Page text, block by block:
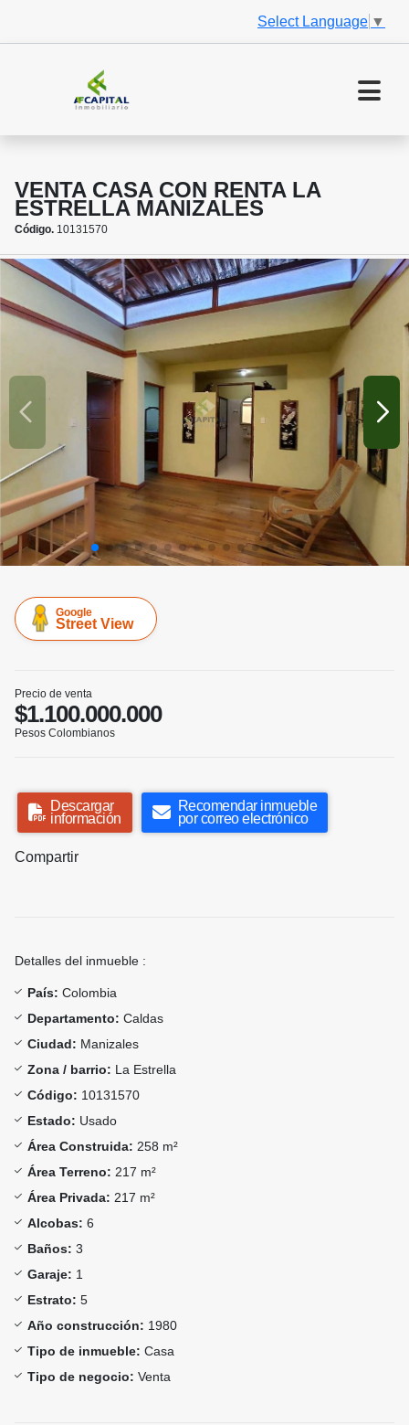
Select Language ▼
VENTA CASA CON RENTA LA
ESTRELLA MANIZALES
Código. 10131570
Google
Street View
Precio de venta
$1.100.000.000
Pesos Colombianos
Descargar
información
Recomendar inmueble
por correo electrónico
Compartir
Detalles del inmueble :
País: Colombia
Departamento: Caldas
Ciudad: Manizales
Zona / barrio: La Estrella
Código: 10131570
Estado: Usado
Área Construida: 258 m²
Área Terreno: 217 m²
Área Privada: 217 m²
Alcobas: 6
Baños: 3
Garaje: 1
Estrato: 5
Año construcción: 1980
Tipo de inmueble: Casa
Tipo de negocio: Venta